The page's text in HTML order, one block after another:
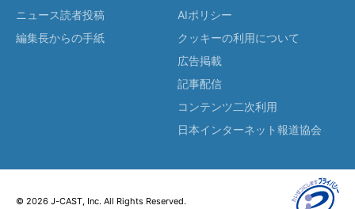
ニュース読者投稿
編集長からの手紙
AIポリシー
クッキーの利用について
広告掲載
記事配信
コンテンツ二次利用
日本インターネット報道協会
© 2026 J-CAST, Inc. All Rights Reserved.